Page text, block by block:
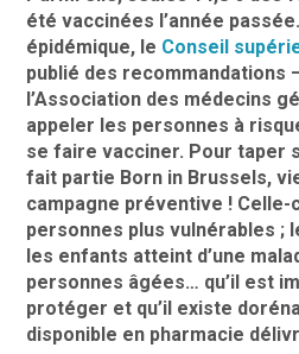
été vaccinées l’année passée.
épidémique, le Conseil
publié des recommandations
l’Association des médecins
appeler les personnes à
se faire vacciner. Pour taper
fait partie Born in Brussels,
campagne préventive ! Celle-
personnes plus vulnérables ;
les enfants atteint d’une
personnes âgées… qu’il est
protéger et qu’il existe
disponible en pharmacie